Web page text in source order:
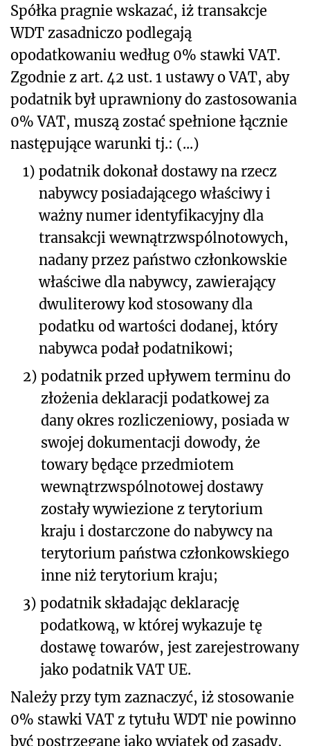
Spółka pragnie wskazać, iż transakcje
WDT zasadniczo podlegają
opodatkowaniu według 0% stawki VAT.
Zgodnie z art. 42 ust. 1 ustawy o VAT, aby
podatnik był uprawniony do zastosowania
0% VAT, muszą zostać spełnione łącznie
następujące warunki tj.: (...)
1) podatnik dokonał dostawy na rzecz
nabywcy posiadającego właściwy i
ważny numer identyfikacyjny dla
transakcji wewnątrzwspólnotowych,
nadany przez państwo członkowskie
właściwe dla nabywcy, zawierający
dwuliterowy kod stosowany dla
podatku od wartości dodanej, który
nabywca podał podatnikowi;
2) podatnik przed upływem terminu do
złożenia deklaracji podatkowej za
dany okres rozliczeniowy, posiada w
swojej dokumentacji dowody, że
towary będące przedmiotem
wewnątrzwspólnotowej dostawy
zostały wywiezione z terytorium
kraju i dostarczone do nabywcy na
terytorium państwa członkowskiego
inne niż terytorium kraju;
3) podatnik składając deklarację
podatkową, w której wykazuje tę
dostawę towarów, jest zarejestrowany
jako podatnik VAT UE.
Należy przy tym zaznaczyć, iż stosowanie
0% stawki VAT z tytułu WDT nie powinno
być postrzegane jako wyjątek od zasady,